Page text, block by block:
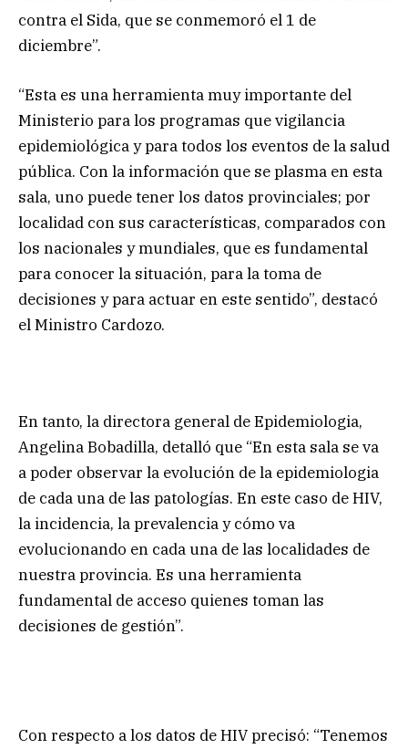
contra el Sida, que se conmemoró el 1 de
diciembre”.
“Esta es una herramienta muy importante del
Ministerio para los programas que vigilancia
epidemiológica y para todos los eventos de la salud
pública. Con la información que se plasma en esta
sala, uno puede tener los datos provinciales; por
localidad con sus características, comparados con
los nacionales y mundiales, que es fundamental
para conocer la situación, para la toma de
decisiones y para actuar en este sentido”, destacó
el Ministro Cardozo.
En tanto, la directora general de Epidemiologia,
Angelina Bobadilla, detalló que “En esta sala se va
a poder observar la evolución de la epidemiologia
de cada una de las patologías. En este caso de HIV,
la incidencia, la prevalencia y cómo va
evolucionando en cada una de las localidades de
nuestra provincia. Es una herramienta
fundamental de acceso quienes toman las
decisiones de gestión”.
Con respecto a los datos de HIV precisó: “Tenemos